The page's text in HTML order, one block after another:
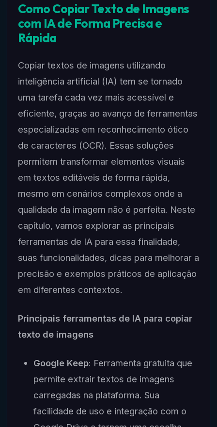
Como Copiar Texto de Imagens
com IA de Forma Precisa e
Rápida
Copiar textos de imagens utilizando
inteligência artificial (IA) tem se tornado
uma tarefa cada vez mais acessível e
eficiente, graças ao avanço de ferramentas
especializadas em reconhecimento ótico
de caracteres (OCR). Essas soluções
permitem transformar elementos visuais
em textos editáveis de forma rápida,
mesmo em cenários complexos onde a
qualidade da imagem não é perfeita. Neste
capítulo, vamos explorar as principais
ferramentas de IA para essa finalidade,
suas funcionalidades, dicas para melhorar a
precisão e exemplos práticos de aplicação
em diferentes contextos.
Principais ferramentas de IA para copiar
texto de imagens
Google Keep: Ferramenta gratuita que
permite extrair textos de imagens
carregadas na plataforma. Sua
facilidade de uso e integração com o